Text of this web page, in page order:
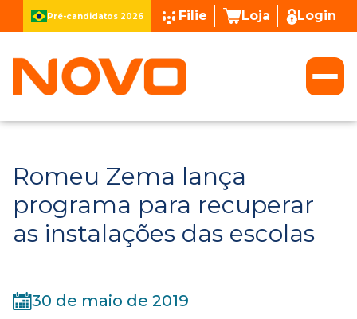
Pré-candidatos 2026 Filie Loja Login
Romeu Zema lança
programa para recuperar
as instalações das escolas
30 de maio de 2019